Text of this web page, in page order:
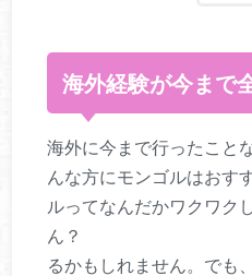
海外経験が今まで
海外に今まで行ったこと
んな方にモンゴルはおす
ルってなんだかワクワク
ん？ 周り
るかもしれません。でも